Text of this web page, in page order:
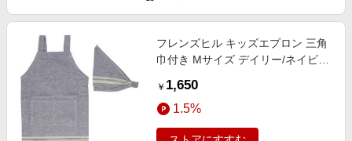
フレンズヒル キッズエプロン 三角
巾付き Mサイズ デイリー/ネイビー
￥ 1,650
1.5%